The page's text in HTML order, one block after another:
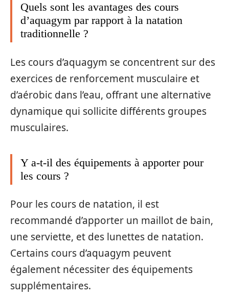
Quels sont les avantages des cours
d’aquagym par rapport à la natation
traditionnelle ?
Les cours d’aquagym se concentrent sur des
exercices de renforcement musculaire et
d’aérobic dans l’eau, offrant une alternative
dynamique qui sollicite différents groupes
musculaires.
Y a-t-il des équipements à apporter pour
les cours ?
Pour les cours de natation, il est
recommandé d’apporter un maillot de bain,
une serviette, et des lunettes de natation.
Certains cours d’aquagym peuvent
également nécessiter des équipements
supplémentaires.